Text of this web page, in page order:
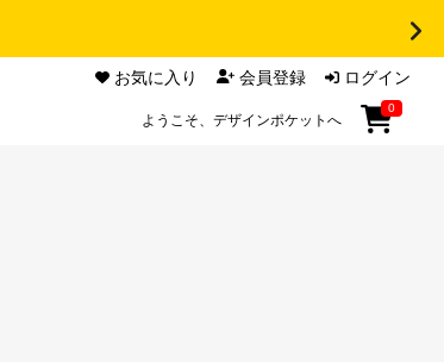
お気に入り 会員登録 ログイン
ようこそ、デザインポケットへ
0